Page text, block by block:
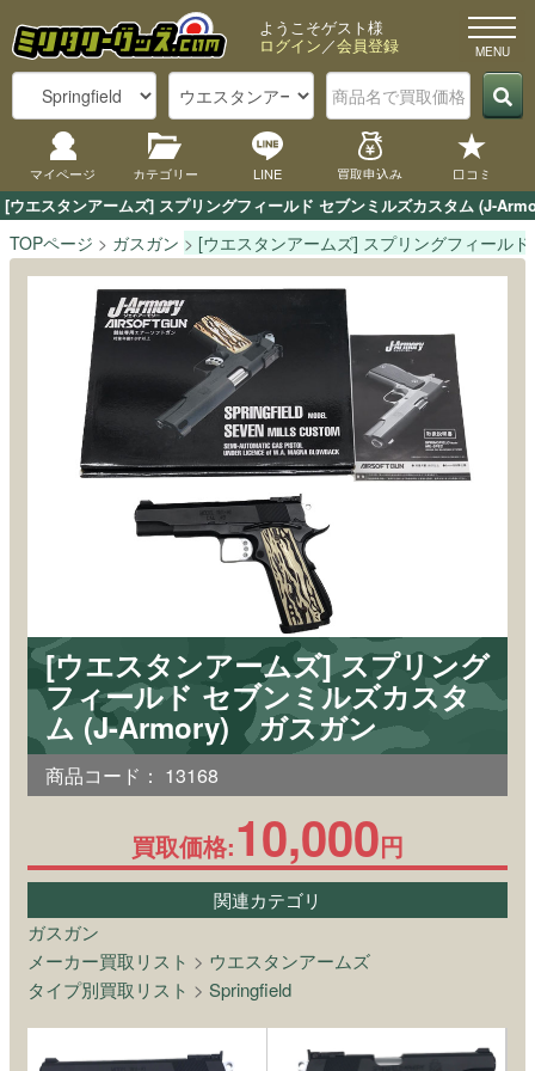
[ウエスタンアームズ] スプリングフィールド セブンミルズカスタム (J-
ようこそゲスト様
ログイン／会員登録
マイページ カテゴリー LINE 買取申込み 口コミ
TOPページ ガスガン [ウエスタンアームズ] スプリングフィール
[ウエスタンアームズ] スプリング
フィールド セブンミルズカスタ
ム (J-Armory) ガスガン
商品コード： 13168
買取価格:10,000円
関連カテゴリ
ガスガン
メーカー買取リスト > ウエスタンアームズ
タイプ別買取リスト > Springfield